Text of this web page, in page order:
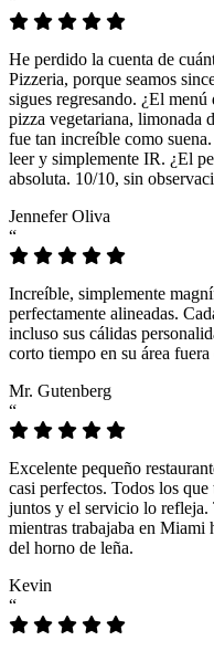
He perdido la cuenta de
Pizzeria, porque seamos
sigues regresando. ¿El
pizza vegetariana, limonada
fue tan increíble como
leer y simplemente IR. ¿El
absoluta. 10/10, sin
Jennefer Oliva
“
Increíble, simplemente
perfectamente alineadas.
incluso sus cálidas
corto tiempo en su área fuera
Mr. Gutenberg
“
Excelente pequeño
casi perfectos. Todos los
juntos y el servicio lo refleja.
mientras trabajaba en Miami
del horno de leña.
Kevin
“